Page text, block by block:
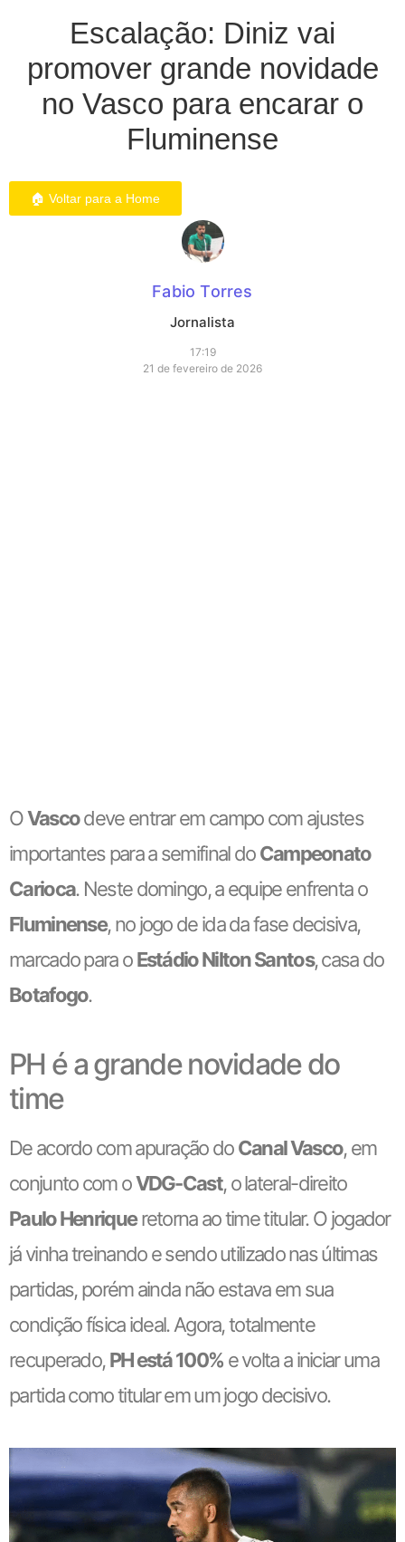
Escalação: Diniz vai
promover grande novidade
no Vasco para encarar o
Fluminense
🏠 Voltar para a Home
Fabio Torres
Jornalista
17:19
21 de fevereiro de 2026
OVascodeve entrar em campo com ajustes
importantes para a semifinal doCampeonato
Carioca. Neste domingo, a equipe enfrenta o
Fluminense, no jogo de ida da fase decisiva,
marcado para oEstádio Nilton Santos, casa do
Botafogo.
PH é a grande novidade do
time
De acordo com apuração doCanal Vasco, em
conjunto com oVDG-Cast, o lateral-direito
Paulo Henriqueretorna ao time titular. O jogador
já vinha treinando e sendo utilizado nas últimas
partidas, porém ainda não estava em sua
condição física ideal. Agora, totalmente
recuperado,PH está 100% e volta a iniciar uma
partida como titular em um jogo decisivo.